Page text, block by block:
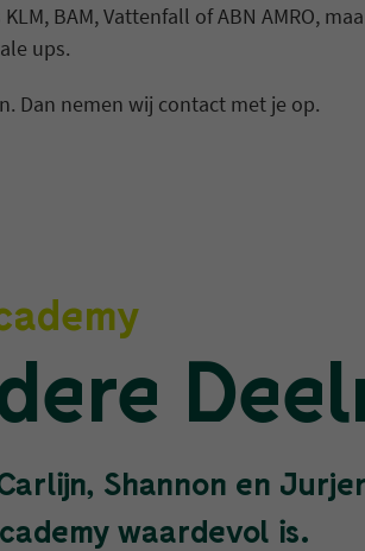
BAM, Vattenfall of ABN AMRO,
ups.
Dan nemen wij contact met je op.
Shannon en
waardevol is.